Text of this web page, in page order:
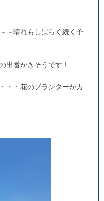
～晴れもしばらく続く予
出番がきそうです！
・・花のプランターがカ